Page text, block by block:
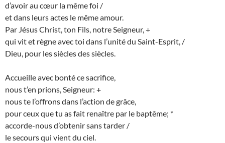
d’avoir au cœur la même foi /
et dans leurs actes le même amour.
Par Jésus Christ, ton Fils, notre Seigneur,+
qui vit et règne avec toi dans l’unité du Saint-Esprit, /
Dieu, pour les siècles des siècles.
Accueille avec bonté ce sacrifice,
nous t’en prions, Seigneur: +
nous te l’offrons dans l’action de grâce,
pour ceux que tu as fait renaître par le baptême; *
accorde-nous d’obtenir sans tarder /
le secours qui vient du ciel.